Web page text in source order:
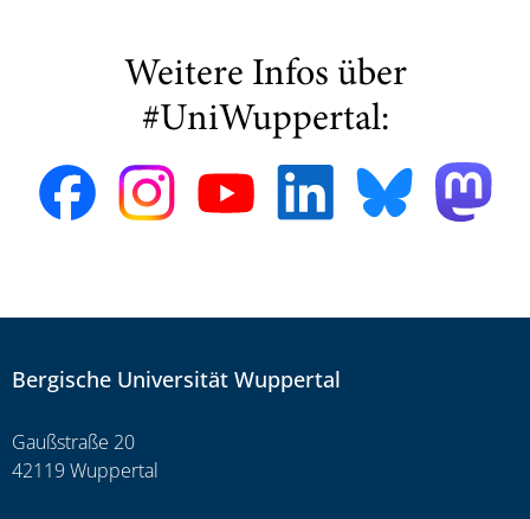
Weitere Infos über
#UniWuppertal:
Bergische Universität Wuppertal
Gaußstraße 20
42119 Wuppertal